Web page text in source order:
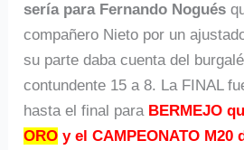
sería para Fernando Nogués
compañero Nieto por un
su parte daba cuenta del
contundente 15 a 8. La FINAL
hasta el final para BERMEJO
ORO y el CAMPEONATO M20